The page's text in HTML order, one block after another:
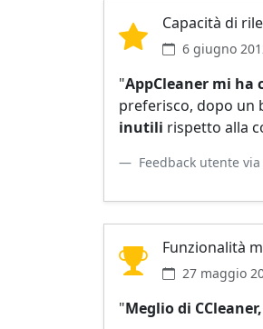
Capacità di
6 giugno
"AppCleaner mi ha
preferisco, dopo un
inutili rispetto alla
Feedback utente
Funzionalità
27 maggio
"Meglio di